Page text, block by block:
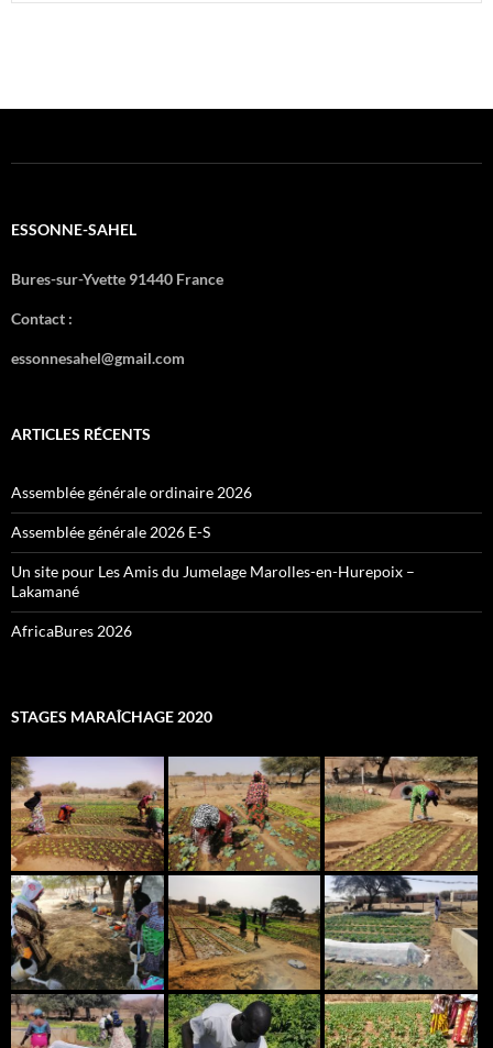
ESSONNE-SAHEL
Bures-sur-Yvette 91440 France
Contact :
essonnesahel@gmail.com
ARTICLES RÉCENTS
Assemblée générale ordinaire 2026
Assemblée générale 2026 E-S
Un site pour Les Amis du Jumelage Marolles-en-Hurepoix –
Lakamané
AfricaBures 2026
STAGES MARAÎCHAGE 2020